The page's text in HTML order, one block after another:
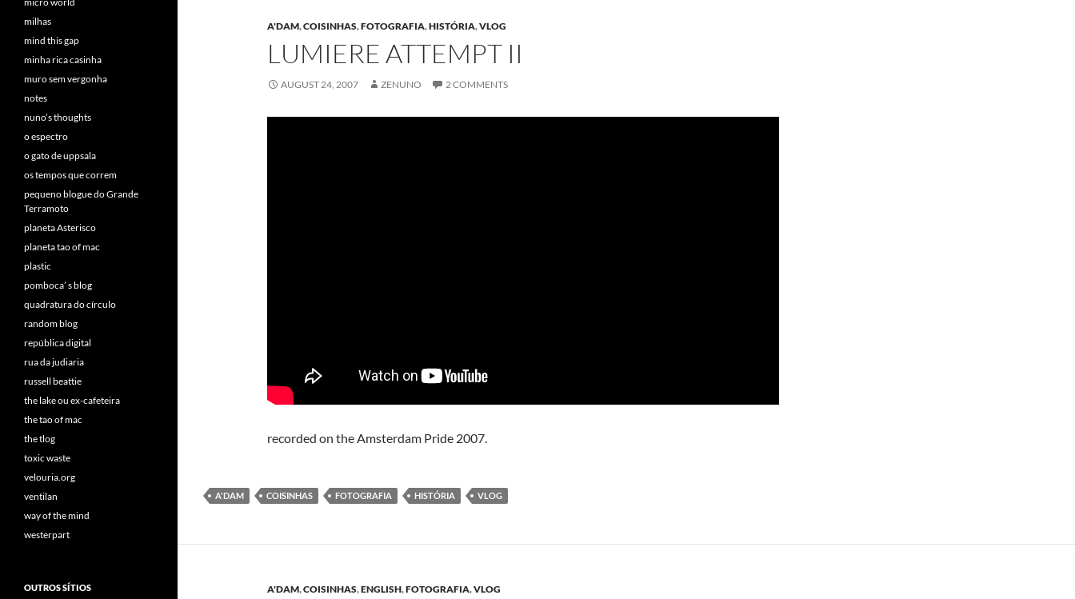
A'DAM,COISINHAS,FOTOGRAFIA,HISTÓRIA,VLOG
LUMIERE ATTEMPT II
AUGUST 24, 2007 ZENUNO 2 COMMENTS
recorded on the Amsterdam Pride 2007.
A'DAM COISINHAS FOTOGRAFIA HISTÓRIA VLOG
A'DAM,COISINHAS,ENGLISH,FOTOGRAFIA,VLOG
milhas
mind this gap
minha rica casinha
muro sem vergonha
notes
nuno’s thoughts
o espectro
o gato de uppsala
os tempos que correm
pequeno blogue do Grande
Terramoto
planeta Asterisco
planeta tao of mac
plastic
pomboca’ s blog
quadratura do círculo
random blog
república digital
rua da judiaria
russell beattie
the lake ou ex-cafeteira
the tao of mac
the tlog
toxic waste
velouria.org
ventilan
way of the mind
westerpart
OUTROS SÍTIOS